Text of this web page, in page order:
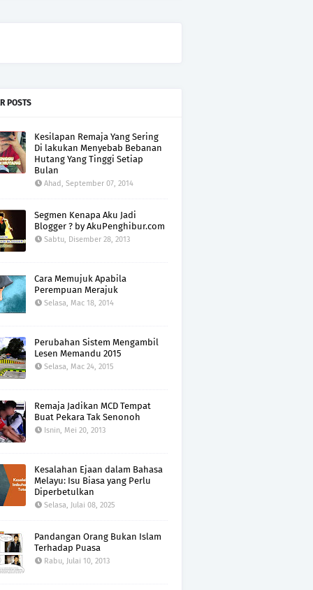
POSTS
Kesilapan Remaja Yang Sering
Di lakukan Menyebab Bebanan
Hutang Yang Tinggi Setiap
Bulan
Ahad, September 07, 2014
Segmen Kenapa Aku Jadi
Blogger ? by AkuPenghibur.com
Sabtu, Disember 28, 2013
Cara Memujuk Apabila
Perempuan Merajuk
Selasa, Mac 18, 2014
Perubahan Sistem Mengambil
Lesen Memandu 2015
Selasa, Mac 24, 2015
Remaja Jadikan MCD Tempat
Buat Pekara Tak Senonoh
Isnin, Mei 20, 2013
Kesalahan Ejaan dalam Bahasa
Melayu: Isu Biasa yang Perlu
Diperbetulkan
Selasa, Julai 08, 2025
Pandangan Orang Bukan Islam
Terhadap Puasa
Rabu, Julai 10, 2013